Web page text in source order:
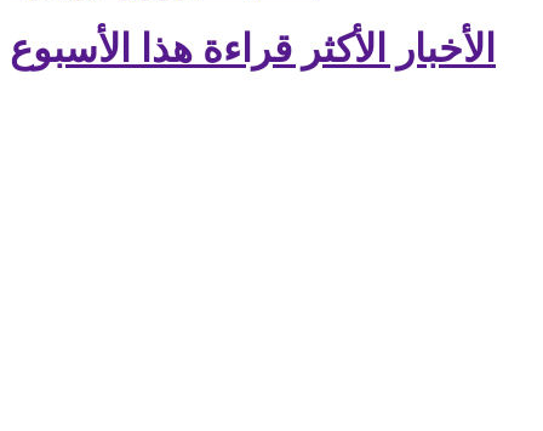
الأخبار الأكثر قراءة هذا الأسبوع